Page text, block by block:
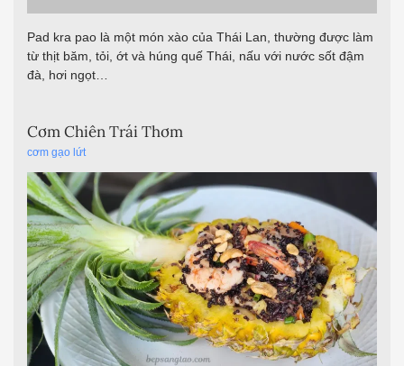
Cơm chiên trái thơm – Món ngon bắt mắt và giàu hương vị
Cơm chiên trái thơm là món ăn […]
Bò Lúc Lắc
cơm gạo lứt,món ngon với thịt bò